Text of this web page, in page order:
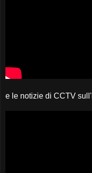
e le notizie di CCTV